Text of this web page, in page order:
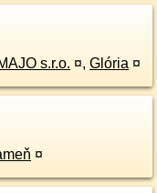
s.r.o. ¤, Glória ¤
¤